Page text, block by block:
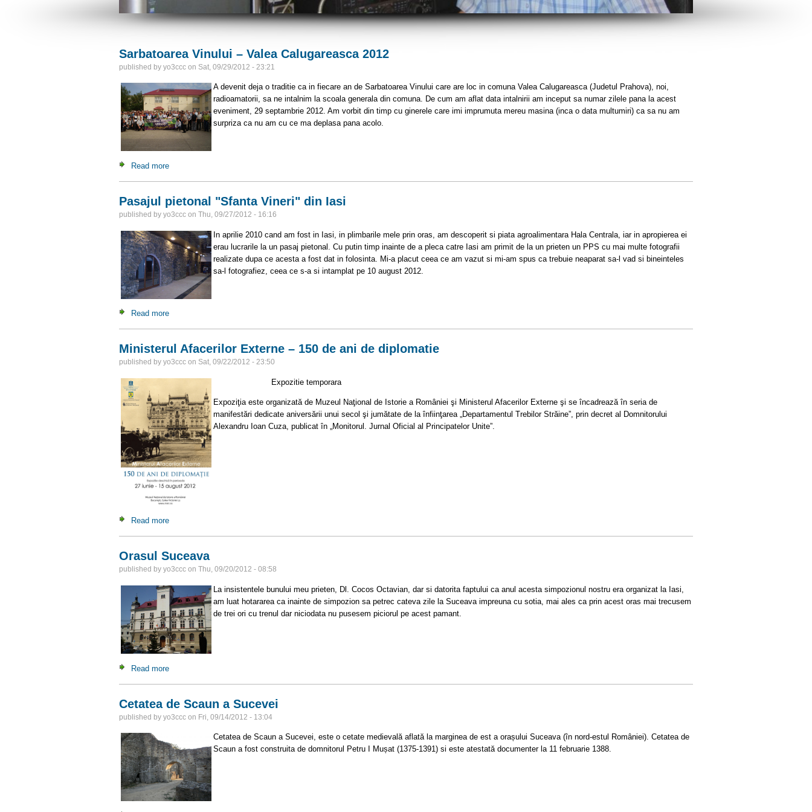
Sarbatoarea Vinului – Valea Calugareasca 2012
published by yo3ccc on Sat, 09/29/2012 - 23:21
A devenit deja o traditie ca in fiecare an de Sarbatoarea Vinului care are loc in comuna Valea Calugareasca (Judetul Prahova), noi,
radioamatorii, sa ne intalnim la scoala generala din comuna. De cum am aflat data intalnirii am inceput sa numar zilele pana la acest
eveniment, 29 septambrie 2012. Am vorbit din timp cu ginerele care imi imprumuta mereu masina (inca o data multumiri) ca sa nu am
surpriza ca nu am cu ce ma deplasa pana acolo.
Read more
Pasajul pietonal "Sfanta Vineri" din Iasi
published by yo3ccc on Thu, 09/27/2012 - 16:16
In aprilie 2010 cand am fost in Iasi, in plimbarile mele prin oras, am descoperit si piata agroalimentara Hala Centrala, iar in apropierea ei
erau lucrarile la un pasaj pietonal. Cu putin timp inainte de a pleca catre Iasi am primit de la un prieten un PPS cu mai multe fotografii
realizate dupa ce acesta a fost dat in folosinta. Mi-a placut ceea ce am vazut si mi-am spus ca trebuie neaparat sa-l vad si bineinteles
sa-l fotografiez, ceea ce s-a si intamplat pe 10 august 2012.
Read more
Ministerul Afacerilor Externe – 150 de ani de diplomatie
published by yo3ccc on Sat, 09/22/2012 - 23:50
Expozitie temporara
Expoziţia este organizată de Muzeul Naţional de Istorie a României şi Ministerul Afacerilor Externe şi se încadrează în seria de
manifestări dedicate aniversării unui secol şi jumătate de la înfiinţarea „Departamentul Trebilor Străine”, prin decret al Domnitorului
Alexandru Ioan Cuza, publicat în „Monitorul. Jurnal Oficial al Principatelor Unite”.
Read more
Orasul Suceava
published by yo3ccc on Thu, 09/20/2012 - 08:58
La insistentele bunului meu prieten, Dl. Cocos Octavian, dar si datorita faptului ca anul acesta simpozionul nostru era organizat la Iasi,
am luat hotararea ca inainte de simpozion sa petrec cateva zile la Suceava impreuna cu sotia, mai ales ca prin acest oras mai trecusem
de trei ori cu trenul dar niciodata nu pusesem piciorul pe acest pamant.
Read more
Cetatea de Scaun a Sucevei
published by yo3ccc on Fri, 09/14/2012 - 13:04
Cetatea de Scaun a Sucevei, este o cetate medievală aflată la marginea de est a orașului Suceava (în nord-estul României). Cetatea de
Scaun a fost construita de domnitorul Petru I Mușat (1375-1391) si este atestată documenter la 11 februarie 1388.